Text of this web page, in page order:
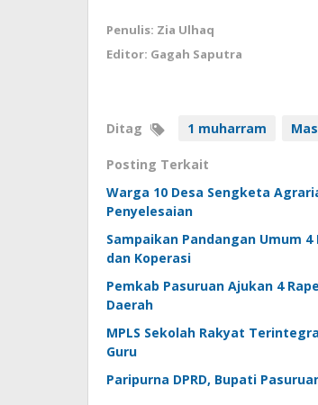
Penulis: Zia Ulhaq
Editor: Gagah Saputra
Ditag 1 muharram
Posting Terkait
Warga 10 Desa Sengketa
Penyelesaian
Sampaikan Pandangan Umum
dan Koperasi
Pemkab Pasuruan Ajukan 4
Daerah
MPLS Sekolah Rakyat
Guru
Paripurna DPRD, Bupati